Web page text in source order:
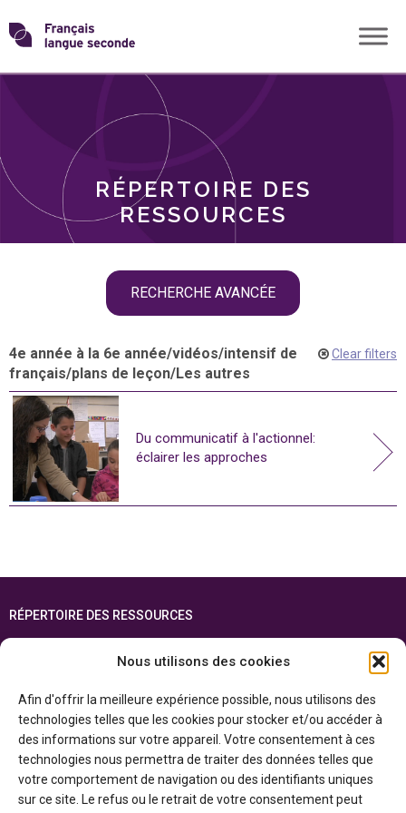
Nous utilisons des cookies
Afin d'offrir la meilleure expérience possible, nous utilisons des
technologies telles que les cookies pour stocker et/ou accéder à
des informations sur votre appareil. Votre consentement à ces
technologies nous permettra de traiter des données telles que
votre comportement de navigation ou des identifiants uniques
sur ce site. Le refus ou le retrait de votre consentement peut
Skip
toTransformons
langue
RÉPERTOIRE DES
RESSOURCES
RECHERCHE AVANCÉE
THÈMES
4e année à la 6e année/vidéos/intensif de
français/plans de leçon/Les autres
Clear filters
Du communicatif à l'actionnel:
éclairer les approches
RÉPERTOIRE DES RESSOURCES
ENGLISH
Cette ressource est réalisée grâce au soutien financier du gouvernement de
l’Ontario et du gouvernement duCanada par l’entremise du ministère du
Patrimoine canadien